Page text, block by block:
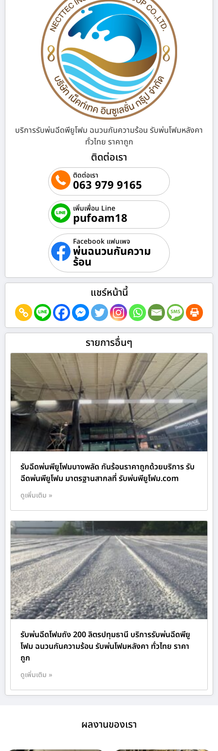
บริการรับพ่นฉีดพียูโฟม ฉนวนกันความร้อน รับพ่นโฟมหลังคา
ทั่วไทย ราคาถูก
ติดต่อเรา
ติดต่อเรา
063 979 9165
เพิ่มเพื่อน Line
pufoam18
Facebook แฟนเพจ
พ่นฉนวนกันความ
ร้อน
แชร์หน้านี้
รายการอื่นๆ
รับฉีดพ่นพียูโฟมบางพลัด กันร้อนราคาถูกด้วยบริการ รับ
ฉีดพ่นพียูโฟม มาตรฐานสากลที่ รับพ่นพียูโฟม.com
ดูเพิ่มเติม »
รับพ่นฉีดโฟมถัง 200 ลิตรปทุมธานี บริการรับพ่นฉีดพียู
โฟม ฉนวนกันความร้อน รับพ่นโฟมหลังคา ทั่วไทย ราคา
ถูก
ดูเพิ่มเติม »
ผลงานของเรา